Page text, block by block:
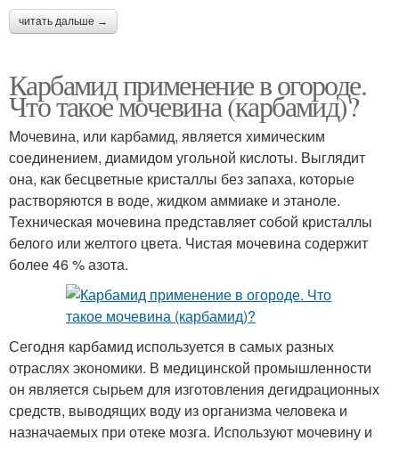
читать дальше →
Карбамид применение в огороде.
Что такое мочевина (карбамид)?
Мочевина, или карбамид, является химическим
соединением, диамидом угольной кислоты. Выглядит
она, как бесцветные кристаллы без запаха, которые
растворяются в воде, жидком аммиаке и этаноле.
Техническая мочевина представляет собой кристаллы
белого или желтого цвета. Чистая мочевина содержит
более 46 % азота.
Сегодня карбамид используется в самых разных
отраслях экономики. В медицинской промышленности
он является сырьем для изготовления дегидрационных
средств, выводящих воду из организма человека и
назначаемых при отеке мозга. Используют мочевину и